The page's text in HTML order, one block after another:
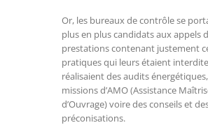
Or, les bureaux de contrôle se
plus en plus candidats aux appels
prestations contenant justement
pratiques qui leurs étaient
réalisaient des audits
missions d’AMO (Assistance
d’Ouvrage) voire des conseils et
préconisations.